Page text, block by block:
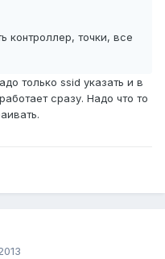
контроллер, точки, все
только ssid указать и в
сразу. Надо что то